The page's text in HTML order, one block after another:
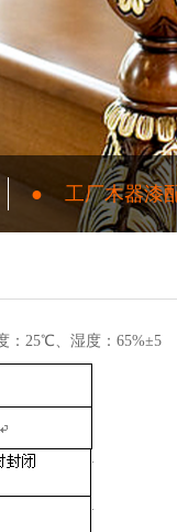
● 工厂木器漆
：25℃、湿度：65%±5